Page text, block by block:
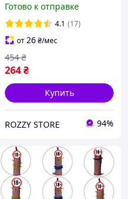
разнообразные
необычные с
дополнительной
стимуляцией
Готово к отправке
4.1 (17)
от26₴/мес
264₴
454 ₴
Купить
ROZZY STORE 94%